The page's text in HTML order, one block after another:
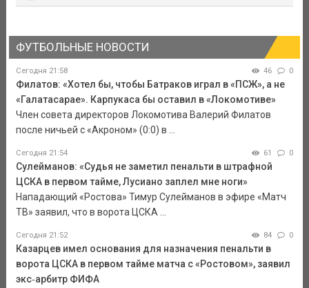
ФУТБОЛЬНЫЕ НОВОСТИ
Сегодня 21:58 46 0
Филатов: «Хотел бы, чтобы Батраков играл в «ПСЖ», а не
«Галатасарае». Карпукаса бы оставил в «Локомотиве»
Член совета директоров Локомотива Валерий Филатов
после ничьей с «Акроном» (0:0) в ...
Сегодня 21:54 61 0
Сулейманов: «Судья не заметил пенальти в штрафной
ЦСКА в первом тайме, Лусиано заплел мне ноги»
Нападающий «Ростова» Тимур Сулейманов в эфире «Матч
ТВ» заявил, что в ворота ЦСКА ...
Сегодня 21:52 84 0
Казарцев имел основания для назначения пенальти в
ворота ЦСКА в первом тайме матча с «Ростовом», заявил
экс‑арбитр ФИФА